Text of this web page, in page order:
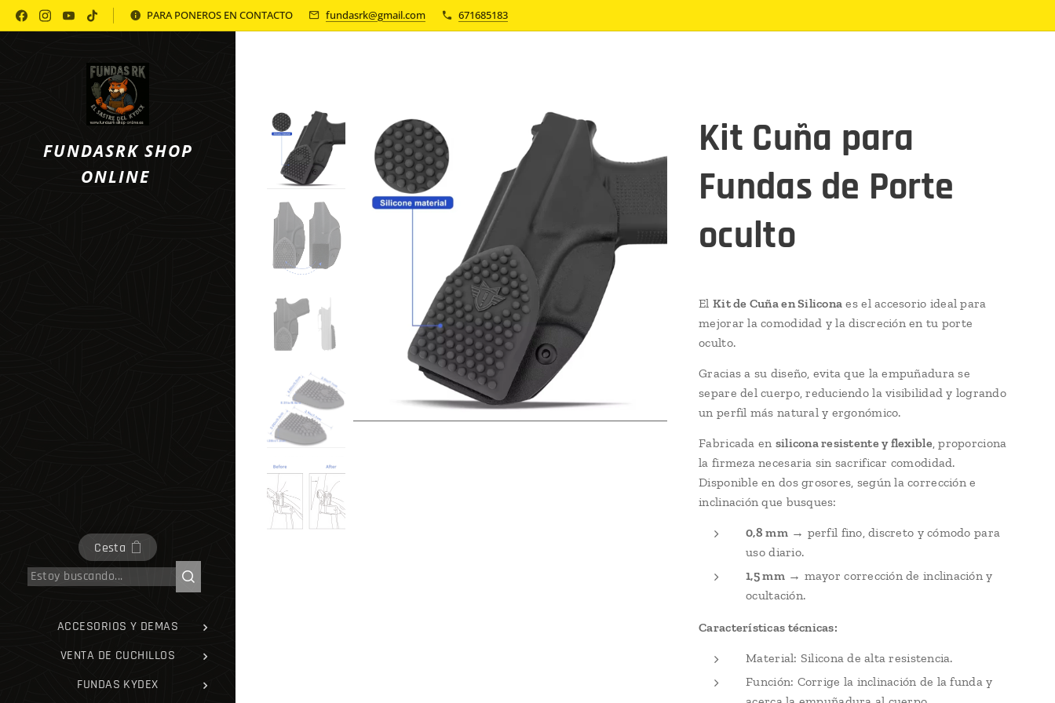
Política de Privacidad PARA PONEROS EN CONTACTO fundasrk@gmail.com 671685183
FUNDASRK SHOP
ONLINE
Cesta
ACCESORIOS Y DEMAS
VENTA DE CUCHILLOS
FUNDAS KYDEX
Kit Cuña para
Fundas de Porte
oculto
El Kit de Cuña en Silicona es el accesorio ideal para
mejorar la comodidad y la discreción en tu porte
oculto.
Gracias a su diseño, evita que la empuñadura se
separe del cuerpo, reduciendo la visibilidad y logrando
un perfil más natural y ergonómico.
Fabricada en silicona resistente y flexible, proporciona
la firmeza necesaria sin sacrificar comodidad.
Disponible en dos grosores, según la corrección e
inclinación que busques:
0,8 mm→ perfil fino, discreto y cómodo para
uso diario.
1,5 mm→ mayor corrección de inclinación y
ocultación.
Características técnicas:
Material: Silicona de alta resistencia.
Función: Corrige la inclinación de la funda y